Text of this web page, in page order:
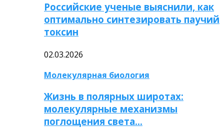
Российские ученые выяснили, как
оптимально синтезировать паучий
токсин
02.03.2026
Молекулярная биология
Жизнь в полярных широтах:
молекулярные механизмы
поглощения света…